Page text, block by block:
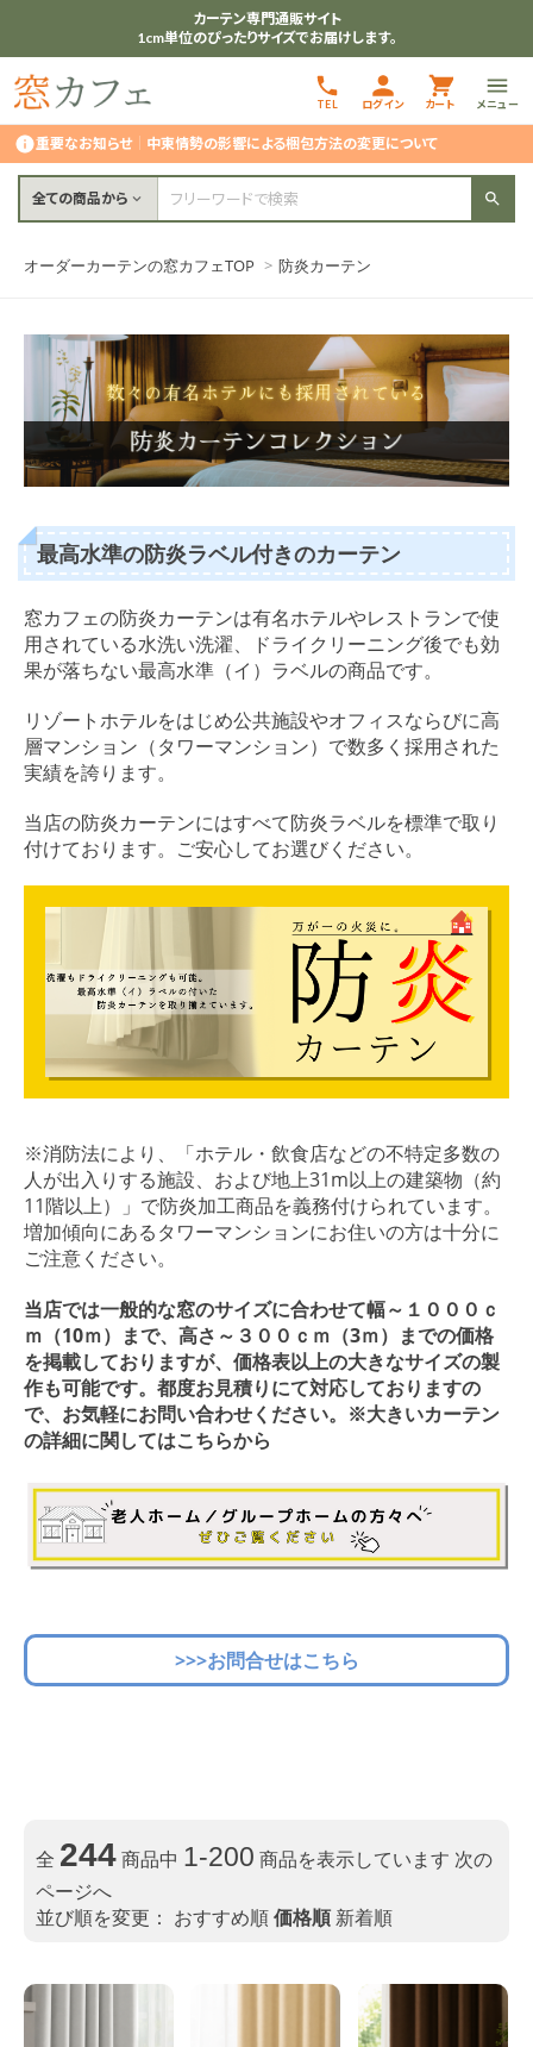
カーテン専門通販サイト
1cm単位のぴったりサイズでお届けします。
TEL ログイン カート メニュー
重要なお知らせ｜ 中東情勢の影響による梱包方法の変更について
全ての商品から
オーダーカーテンの窓カフェTOP > 防炎カーテン
最高水準の防炎ラベル付きのカーテン
窓カフェの防炎カーテンは有名ホテルやレストランで使
用されている水洗い洗濯、ドライクリーニング後でも効
果が落ちない最高水準（イ）ラベルの商品です。
リゾートホテルをはじめ公共施設やオフィスならびに高
層マンション（タワーマンション）で数多く採用された
実績を誇ります。
当店の防炎カーテンにはすべて防炎ラベルを標準で取り
付けております。ご安心してお選びください。
※消防法により、「ホテル・飲食店などの不特定多数の
人が出入りする施設、および地上31m以上の建築物（約
11階以上）」で防炎加工商品を義務付けられています。
増加傾向にあるタワーマンションにお住いの方は十分に
ご注意ください。
当店では一般的な窓のサイズに合わせて幅～１０００ｃ
ｍ（10ｍ）まで、高さ～３００ｃｍ（3ｍ）までの価格
を掲載しておりますが、価格表以上の大きなサイズの製
作も可能です。都度お見積りにて対応しておりますの
で、お気軽にお問い合わせください。 ※大きいカーテン
の詳細に関してはこちらから
>>>お問合せはこちら
全 244商品中 1-200 商品を表示しています 次の
ページへ
並び順を変更： おすすめ順価格順 新着順